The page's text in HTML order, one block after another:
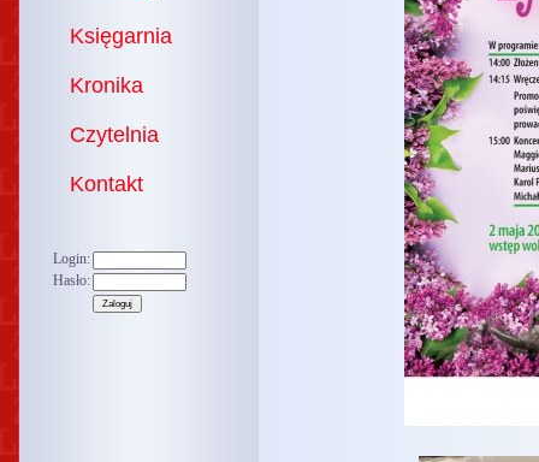
Księgarnia
Kronika
Czytelnia
Kontakt
Login:
Hasło: